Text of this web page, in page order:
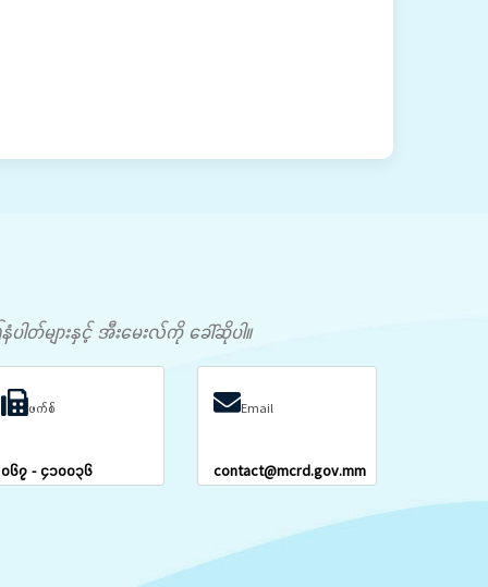
တ်များနှင့် အီးမေးလ်ကို ခေါ်ဆိုပါ။
ဖက်စ်
၀၆၇ - ၄၁၀၀၃၆
Email
contact@mcrd.gov.mm